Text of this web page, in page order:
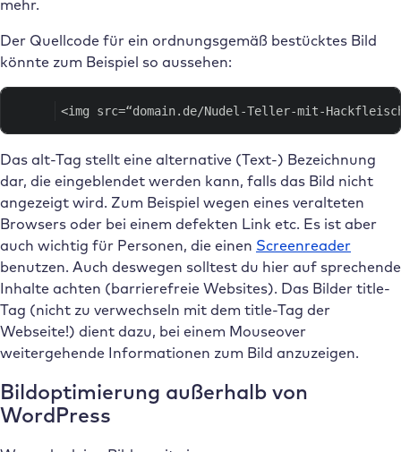
mehr.
Der Quellcode für ein ordnungsgemäß bestücktes Bild
könnte zum Beispiel so aussehen:
<img src=“domain.de/Nudel-Teller-mit-
Das alt-Tag stellt eine alternative (Text-) Bezeichnung
dar, die eingeblendet werden kann, falls das Bild nicht
angezeigt wird. Zum Beispiel wegen eines veralteten
Browsers oder bei einem defekten Link etc. Es ist aber
auch wichtig für Personen, die einen Screenreader
benutzen. Auch deswegen solltest du hier auf sprechende
Inhalte achten (barrierefreie Websites). Das Bilder title-
Tag (nicht zu verwechseln mit dem title-Tag der
Webseite!) dient dazu, bei einem Mouseover
weitergehende Informationen zum Bild anzuzeigen.
Bildoptimierung außerhalb von
WordPress